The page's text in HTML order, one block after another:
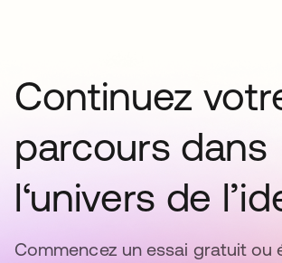
Continuez
parcours dans
l‘univers de
Commencez un essai gratuit ou